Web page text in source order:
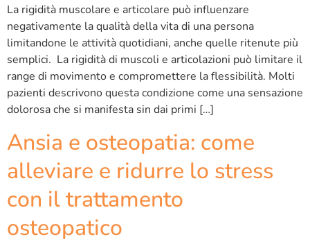
La rigidità muscolare e articolare può influenzare
negativamente la qualità della vita di una persona
limitandone le attività quotidiani, anche quelle ritenute più
semplici. La rigidità di muscoli e articolazioni può limitare il
range di movimento e compromettere la flessibilità. Molti
pazienti descrivono questa condizione come una sensazione
dolorosa che si manifesta sin dai primi […]
Ansia e osteopatia: come
alleviare e ridurre lo stress
con il trattamento
osteopatico